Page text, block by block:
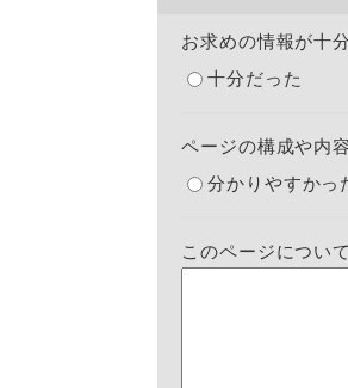
お求めの情報が十
十分だった
ページの構成や内
分かりやすかっ
このページについ